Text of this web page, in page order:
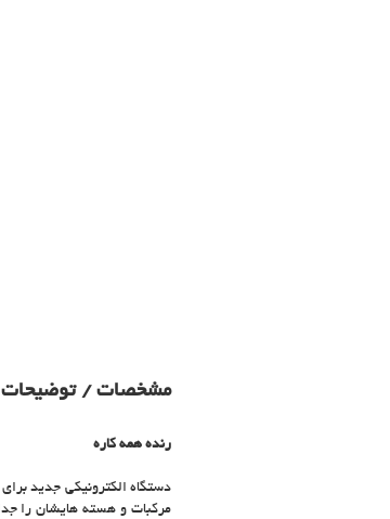
مشخصات / توضیحات
رنده همه کاره
دستگاه الکترونیکی جدید
مرکبات و هسته هایشان را